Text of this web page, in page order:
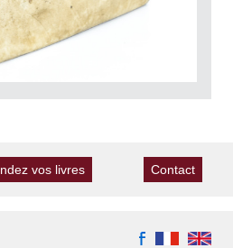
vos livres Contact